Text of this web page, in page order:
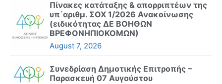
Πίνακες κατάταξης & απορριπτέων της
υπ΄αριθμ. ΣΟΧ 1/2026 Ανακοίνωσης
(ειδικότητας ΔΕ ΒΟΗΘΩΝ
ΒΡΕΦΟΝΗΠΙΟΚΟΜΩΝ)
August 7, 2026
Συνεδρίαση Δημοτικής Επιτροπής –
Παρασκευή 07 Αυγούστου